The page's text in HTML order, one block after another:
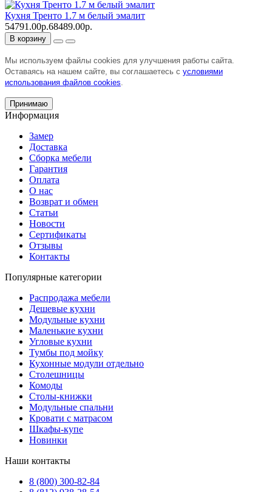
Кухня Тренто 1.7 м белый эмалит
54791.00р.68489.00р.
В корзину
Мы используем файлы cookies для улучшения работы сайта.
Оставаясь на нашем сайте, вы соглашаетесь с условиями
использования файлов cookies.
Принимаю
Информация
Замер
Доставка
Сборка мебели
Гарантия
Оплата
О нас
Возврат и обмен
Статьи
Новости
Сертификаты
Отзывы
Контакты
Популярные категории
Распродажа мебели
Дешевые кухни
Модульные кухни
Маленькие кухни
Угловые кухни
Тумбы под мойку
Кухонные модули отдельно
Столешницы
Комоды
Столы-книжки
Модульные спальни
Кровати с матрасом
Шкафы-купе
Новинки
Наши контакты
8 (800) 300-82-84